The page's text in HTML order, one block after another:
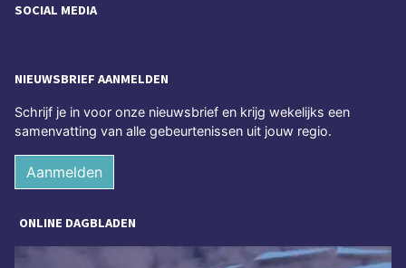
SOCIAL MEDIA
NIEUWSBRIEF AANMELDEN
Schrijf je in voor onze nieuwsbrief en krijg wekelijks een
samenvatting van alle gebeurtenissen uit jouw regio.
Aanmelden
ONLINE DAGBLADEN